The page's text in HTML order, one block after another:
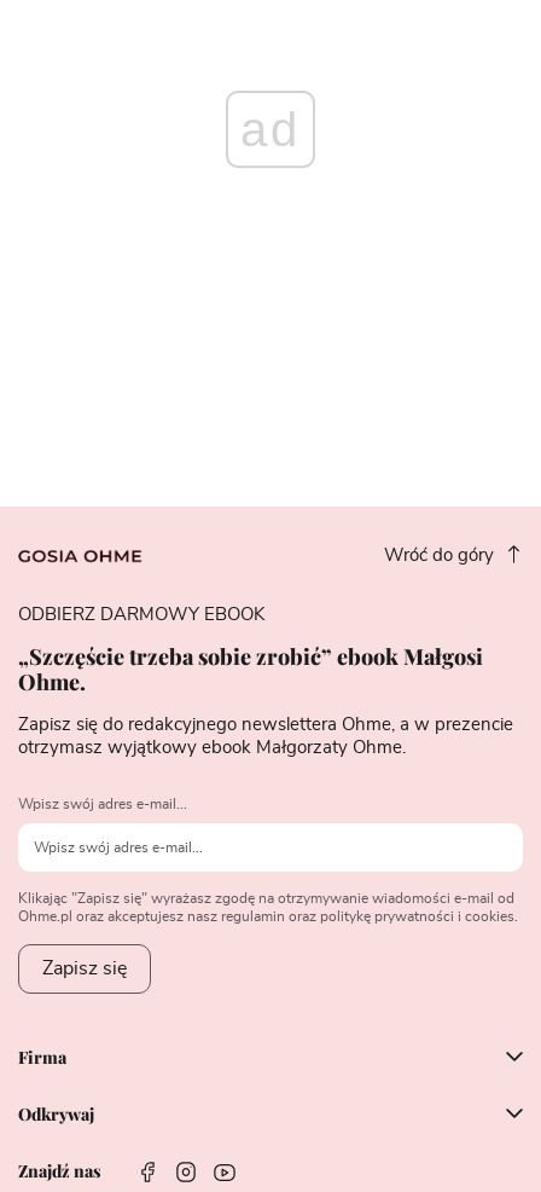
ad
Wróć do góry
Firma
Odkrywaj
Znajdź nas
ODBIERZ DARMOWY EBOOK
„Szczęście trzeba sobie zrobić” ebook Małgosi
Ohme.
Zapisz się do redakcyjnego newslettera Ohme, a w prezencie
otrzymasz wyjątkowy ebook Małgorzaty Ohme.
Wpisz swój adres e-mail...
Klikając "Zapisz się" wyrażasz zgodę na otrzymywanie wiadomości e-mail od
Ohme.pl oraz akceptujesz nasz regulamin oraz politykę prywatności i cookies.
Zapisz się